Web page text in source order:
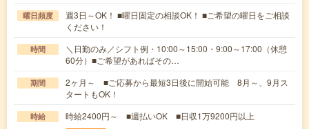
曜日頻度
週3日～OK！ ■曜日固定の相談OK！ ■ご希望の曜日をご相談
ください！
時間
＼日勤のみ／シフト例・10:00～15:00・9:00～17:00（休憩
60分）■ご希望があればその…
期間
2ヶ月～ ■ご応募から最短3日後に開始可能 8月～、9月ス
タートもOK！
時給 時給2400円～ ■週払いOK ■日収1万9200円以上